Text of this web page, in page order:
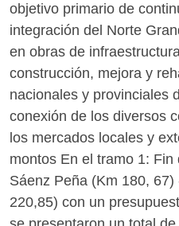
objetivo primario de
integración del Norte
en obras de
construcción, mejora y
nacionales y provinciales
conexión de los diversos
los mercados locales y
montos En el tramo 1:
Sáenz Peña (Km 180,
220,85) con un